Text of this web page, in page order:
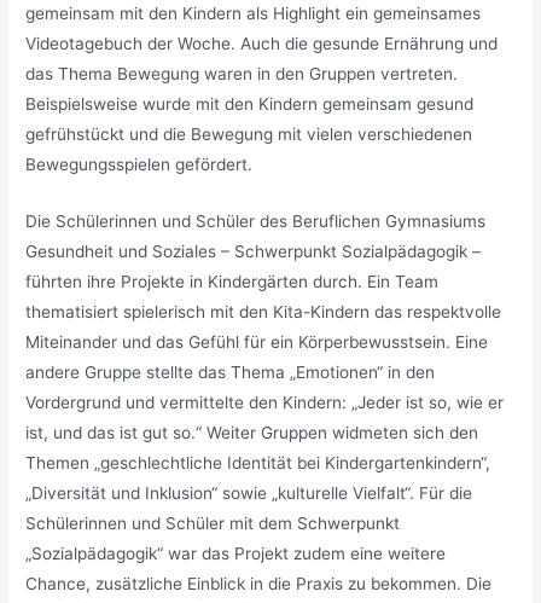
gemeinsam mit den Kindern als Highlight ein gemeinsames
Videotagebuch der Woche. Auch die gesunde Ernährung und
das Thema Bewegung waren in den Gruppen vertreten.
Beispielsweise wurde mit den Kindern gemeinsam gesund
gefrühstückt und die Bewegung mit vielen verschiedenen
Bewegungsspielen gefördert.
Die Schülerinnen und Schüler des Beruflichen Gymnasiums
Gesundheit und Soziales – Schwerpunkt Sozialpädagogik –
führten ihre Projekte in Kindergärten durch. Ein Team
thematisiert spielerisch mit den Kita-Kindern das respektvolle
Miteinander und das Gefühl für ein Körperbewusstsein. Eine
andere Gruppe stellte das Thema „Emotionen“ in den
Vordergrund und vermittelte den Kindern: „Jeder ist so, wie er
ist, und das ist gut so.“ Weiter Gruppen widmeten sich den
Themen „geschlechtliche Identität bei Kindergartenkindern“,
„Diversität und Inklusion“ sowie „kulturelle Vielfalt“. Für die
Schülerinnen und Schüler mit dem Schwerpunkt
„Sozialpädagogik“ war das Projekt zudem eine weitere
Chance, zusätzliche Einblick in die Praxis zu bekommen. Die